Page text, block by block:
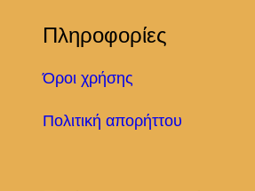
Πληροφορίες
Όροι χρήσης
Πολιτική απορήττου